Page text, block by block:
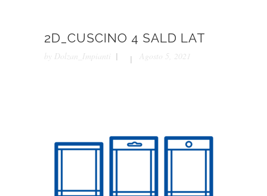
2D_CUSCINO 4 SALD LAT
by Dolzan_Impianti Agosto 5, 2021